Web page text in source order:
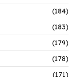
(184)
(183)
(179)
(178)
(171)